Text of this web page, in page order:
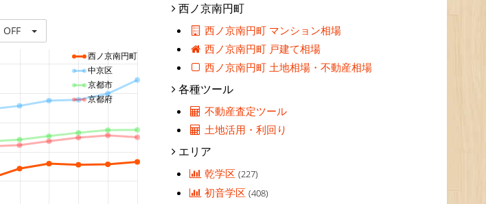
OFF
西ノ京南円町
中京区
京都市
京都府
西ノ京南円町
西ノ京南円町 マンション相場
西ノ京南円町 戸建て相場
西ノ京南円町 土地相場・不動産相場
各種ツール
不動産査定ツール
土地活用・利回り
エリア
乾学区(227)
初音学区(408)